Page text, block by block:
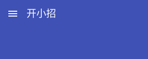
menu 开小招